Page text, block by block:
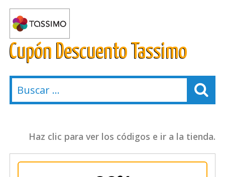
Cupón Descuento Tassimo
Haz clic para ver los códigos e ir a la tienda.